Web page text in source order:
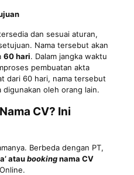
dan sesuai aturan,
Nama tersebut akan
60 hari. Dalam jangka waktu
pembuatan akta
dari 60 hari, nama tersebut
digunakan oleh orang lain.
CV? Ini
Berbeda dengan PT,
ataubookingnama CV